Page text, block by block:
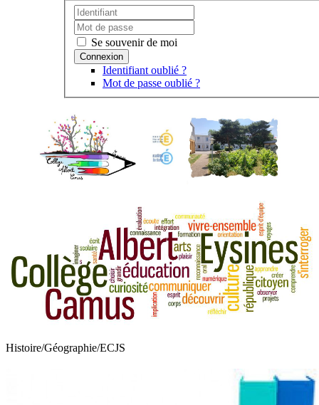
Se souvenir de moi
Identifiant oublié ?
Mot de passe oublié ?
Histoire/Géographie/ECJS